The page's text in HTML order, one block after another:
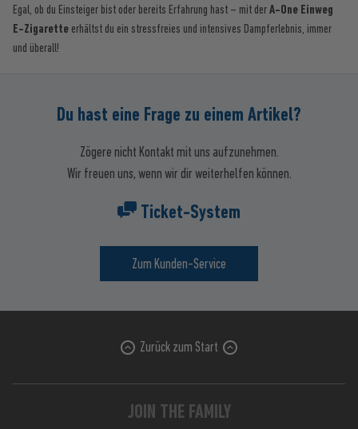
Egal, ob du Einsteiger bist oder bereits Erfahrung hast – mit derA-One Einweg
E-Zigarette erhältst du ein stressfreies und intensives Dampferlebnis, immer
und überall!
Du hast eine Frage zu einem Artikel?
Zögere nicht Kontakt mit uns aufzunehmen.
Wir freuen uns, wenn wir dir weiterhelfen können.
Ticket-System
Zum Kunden-Service
Zurück zum Start
JOIN THE FAMILY